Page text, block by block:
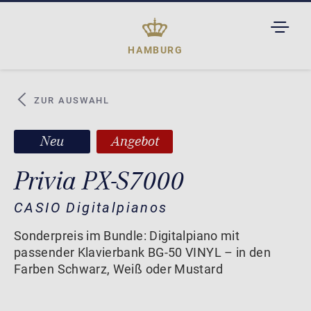
HAMBURG
ZUR AUSWAHL
Neu Angebot
Privia PX-S7000
CASIO Digitalpianos
Sonderpreis im Bundle: Digitalpiano mit
passender Klavierbank BG-50 VINYL – in den
Farben Schwarz, Weiß oder Mustard